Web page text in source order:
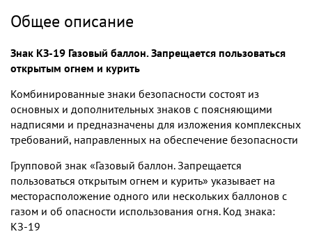
Общее описание
Знак КЗ-19 Газовый баллон. Запрещается пользоваться
открытым огнем и курить
Комбинированные знаки безопасности состоят из
основных и дополнительных знаков с поясняющими
надписями и предназначены для изложения комплексных
требований, направленных на обеспечение безопасности
Групповой знак «Газовый баллон. Запрещается
пользоваться открытым огнем и курить» указывает на
месторасположение одного или нескольких баллонов с
газом и об опасности использования огня. Код знака:
КЗ-19